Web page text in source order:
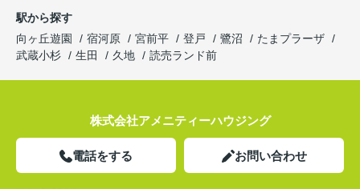
駅から探す
向ヶ丘遊園
宿河原 宮前平 登戸 鷺沼
たまプラーザ
武蔵小杉
生田 久地 読売ランド前
株式会社アメニティーハウジング
電話をする お問い合わせ